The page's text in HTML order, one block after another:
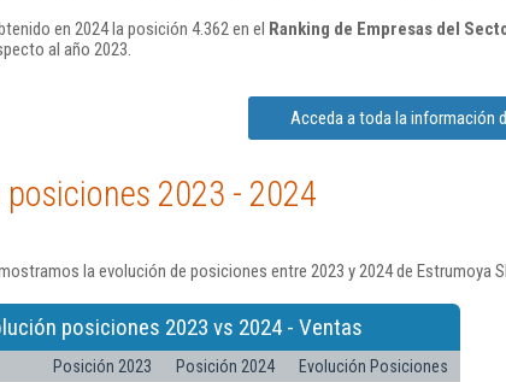
en 2024 la posición 4.362 en el Ranking de Empresas del
al año 2023.
Acceda a toda la información
posiciones 2023 - 2024
la evolución de posiciones entre 2023 y 2024 de Estrumoya
posiciones 2023 vs 2024 - Ventas
Posición 2023 Posición 2024
Evolución Posiciones